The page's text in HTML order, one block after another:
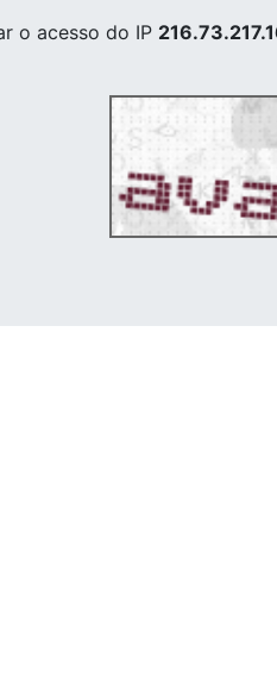
o acesso do IP